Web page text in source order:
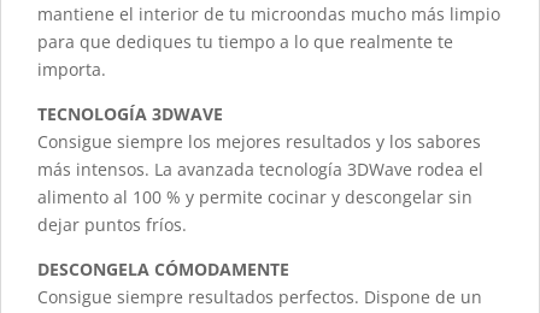
mantiene el interior de tu microondas mucho más limpio
para que dediques tu tiempo a lo que realmente te
importa.
TECNOLOGÍA 3DWAVE
Consigue siempre los mejores resultados y los sabores
más intensos. La avanzada tecnología 3DWave rodea el
alimento al 100 % y permite cocinar y descongelar sin
dejar puntos fríos.
DESCONGELA CÓMODAMENTE
Consigue siempre resultados perfectos. Dispone de un